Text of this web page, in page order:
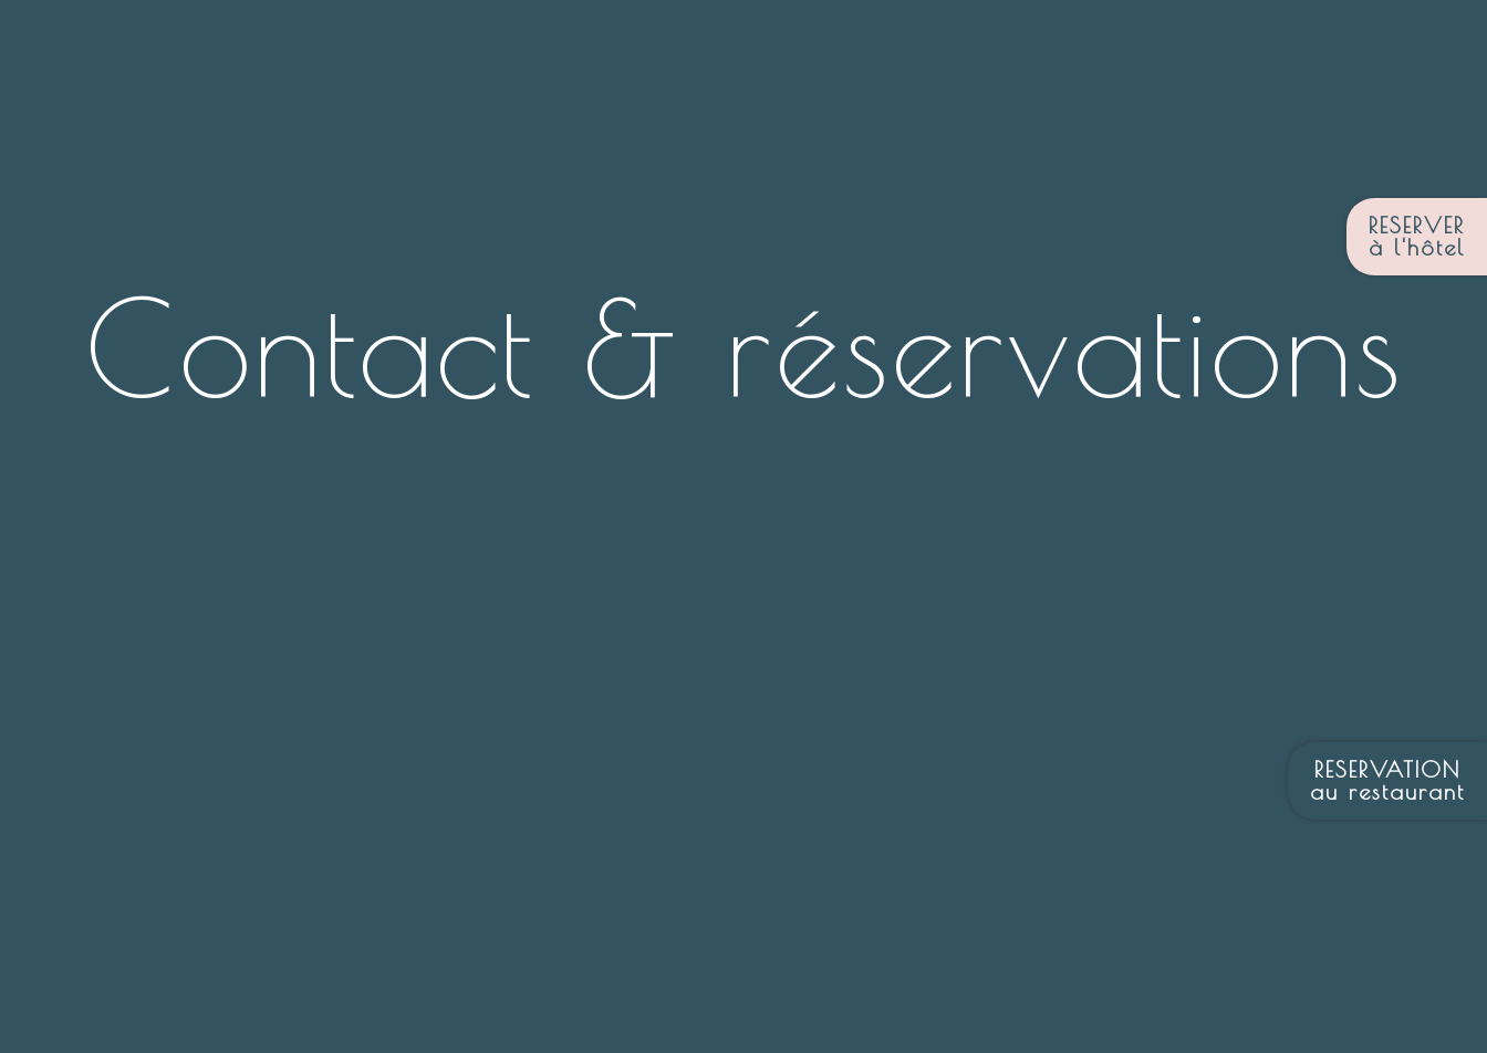
RESERVER
à l'hôtel
RESERVATION
au restaurant
Contact & réservations